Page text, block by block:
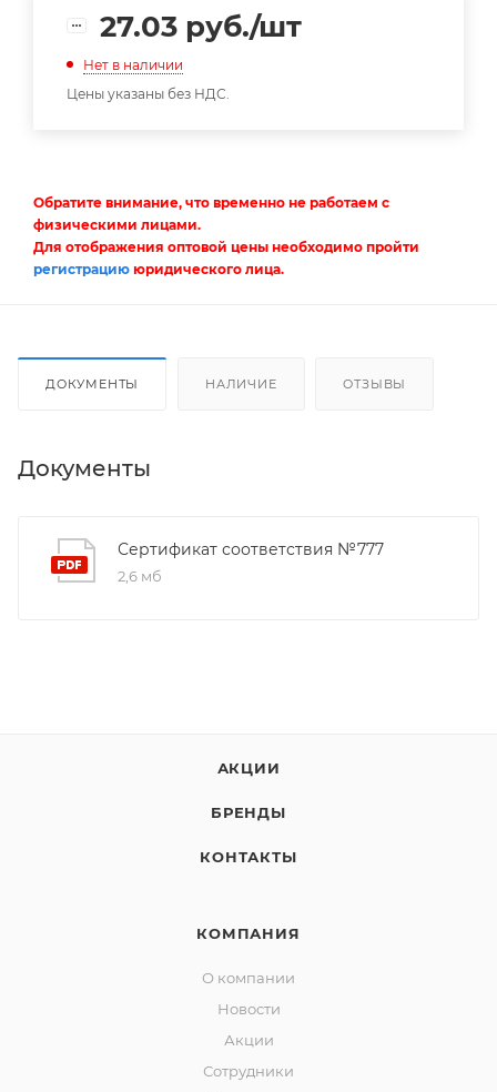
27.03 руб./шт
Нет в наличии
Цены указаны без НДС.
Обратите внимание, что временно не работаем с
физическими лицами.
Для отображения оптовой цены необходимо пройти
регистрацию юридического лица.
ДОКУМЕНТЫ НАЛИЧИЕ ОТЗЫВЫ
Документы
Сертификат соответствия №777
2,6 мб
АКЦИИ
БРЕНДЫ
КОНТАКТЫ
КОМПАНИЯ
О компании
Новости
Акции
Сотрудники